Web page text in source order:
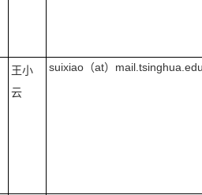
王小
云
suixiao （at）